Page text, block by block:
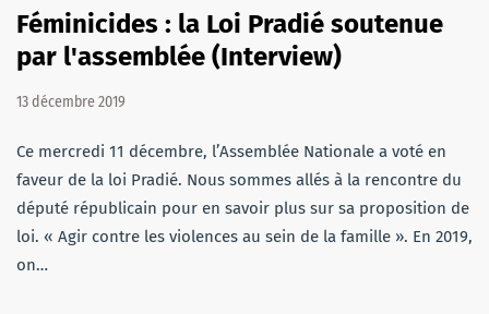
Féminicides : la Loi Pradié soutenue
par l'assemblée (Interview)
13 décembre 2019
Ce mercredi 11 décembre, l’Assemblée Nationale a voté en
faveur de la loi Pradié. Nous sommes allés à la rencontre du
député républicain pour en savoir plus sur sa proposition de
loi. « Agir contre les violences au sein de la famille ». En 2019,
on…